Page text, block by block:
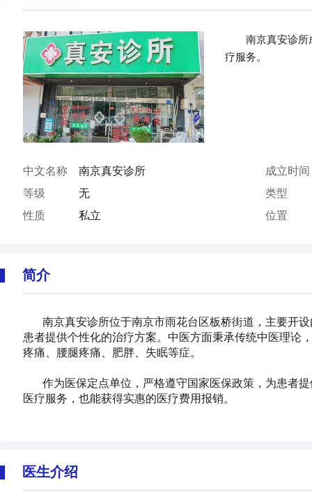
南京真安诊所
疗服务。
中文名称 南京真安诊所
成立时间
等级
无
类型
性质
私立 位置
简介
南京真安诊所位于南京市雨花台区板桥街道，主要开
患者提供个性化的治疗方案。中医方面秉承传统中医理论
疼痛、腰腿疼痛、肥胖、失眠等症。
作为医保定点单位，严格遵守国家医保政策，为患者
医疗服务，也能获得实惠的医疗费用报销。
医生介绍